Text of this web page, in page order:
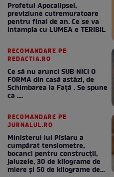
Profetul Apocalipsei,
previziune cutremuratoare
pentru final de an. Ce se va
intampla cu LUMEA e TERIBIL
RECOMANDARE PE
REDACTIA.RO
Ce să nu arunci SUB NICI O
FORMA din casă astăzi, de
Schimbarea la Față . Se spune
ca ....
RECOMANDARE PE
JURNALUL.RO
Ministerul lui Pîslaru a
cumpărat tensiometre,
bocanci pentru construcții,
jaluzele, 30 de kilograme de
miere și 50 de kilograme de